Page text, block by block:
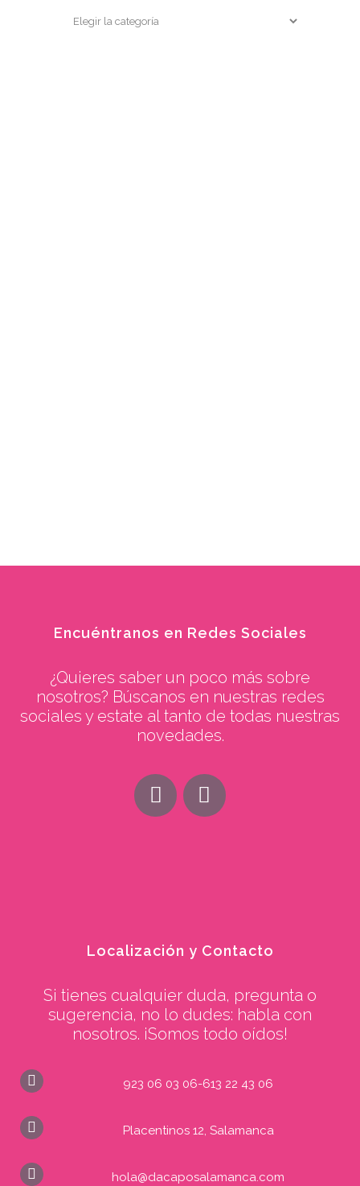
Categorías
Encuéntranos en Redes Sociales
¿Quieres saber un poco más sobre
nosotros? Búscanos en nuestras redes
sociales y estate al tanto de todas nuestras
novedades.
Localización y Contacto
Si tienes cualquier duda, pregunta o
sugerencia, no lo dudes: habla con
nosotros. ¡Somos todo oídos!
923 06 03 06-613 22 43 06
Placentinos 12, Salamanca
hola@dacaposalamanca.com